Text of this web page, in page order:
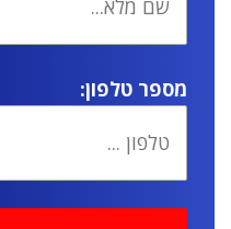
מספר טלפון: